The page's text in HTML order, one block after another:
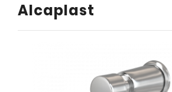
Alcaplast